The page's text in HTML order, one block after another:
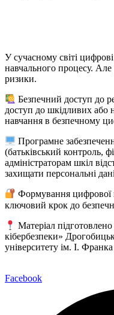
У сучасному світі
навчального процесу.
ризики.
Безпечний доступ до
доступ до шкідливих або
навчання в безпечному
Програмне
(батьківський контроль,
адміністраторам шкіл
захищати персональні
Формування цифрової
ключовий крок до
Матеріал
кібербезпеки»
університету ім. І.
Facebook